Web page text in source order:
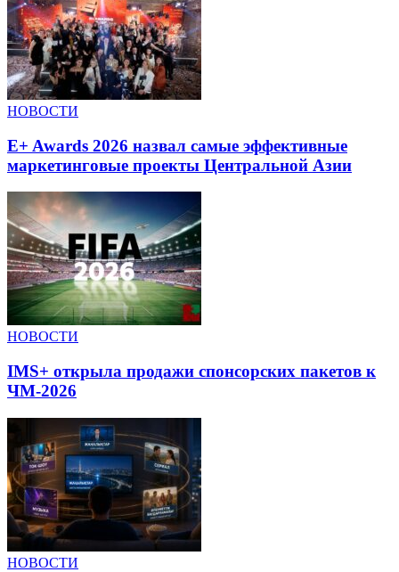
НОВОСТИ
E+ Awards 2026 назвал самые эффективные
маркетинговые проекты Центральной Азии
НОВОСТИ
IMS+ открыла продажи спонсорских пакетов к
ЧМ-2026
НОВОСТИ